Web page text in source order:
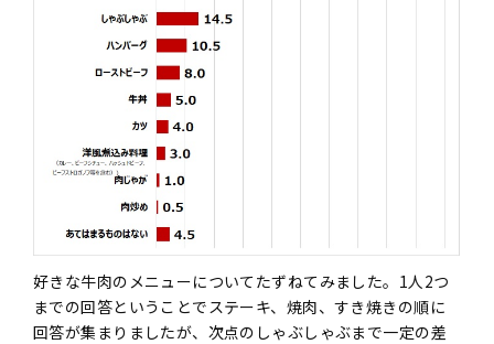
好きな牛肉のメニューについてたずねてみました。1人2つ
までの回答ということでステーキ、焼肉、すき焼きの順に
回答が集まりましたが、次点のしゃぶしゃぶまで一定の差